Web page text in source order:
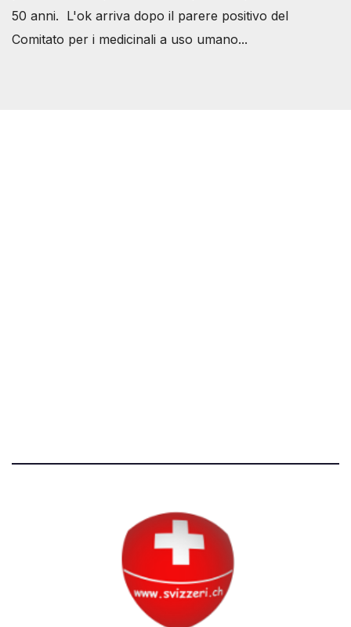
50 anni. L'ok arriva dopo il parere positivo del
Comitato per i medicinali a uso umano...